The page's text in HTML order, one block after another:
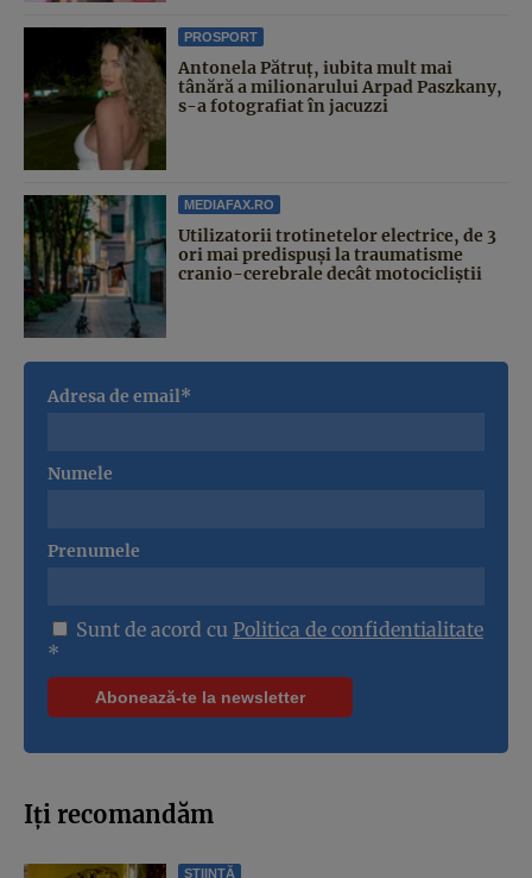
PROSPORT
Antonela Pătruț, iubita mult mai
tânără a milionarului Arpad Paszkany,
s-a fotografiat în jacuzzi
MEDIAFAX.RO
Utilizatorii trotinetelor electrice, de 3
ori mai predispuși la traumatisme
cranio-cerebrale decât motocicliștii
Adresa de email*
Numele
Prenumele
Sunt de acord cu Politica de confidentialitate
*
Iți recomandăm
ȘTIINȚĂ